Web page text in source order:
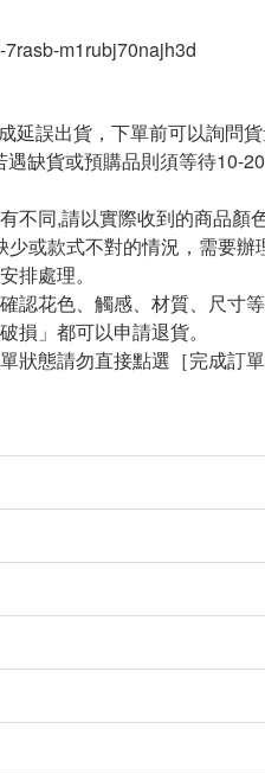
m1rubj70najh3d
延誤出貨，下單前可以詢問
缺貨或預購品則須等待10-
不同,請以實際收到的商品顏
或款式不對的情況，需要
排處理。
認花色、觸感、材質、尺寸
損」都可以申請退貨。
狀態請勿直接點選［完成訂